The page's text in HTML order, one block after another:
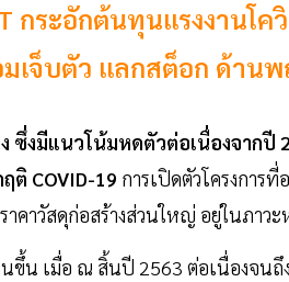
กระอักต้นทุนแรงงานโ
จ็บตัว แลกสต็อก ด้านพ
ซึ่งมีแนวโน้มหดตัวต่อเนื่องจากปี
ติ COVID-19 การเปิดตัวโครงการ
คาวัสดุก่อสร้างส่วนใหญ่ อยู่ในภาว
นขึ้น เมื่อ ณ สิ้นปี 2563 ต่อเนื่องจน